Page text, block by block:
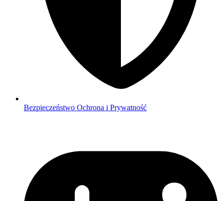
Bezpieczeństwo Ochrona i Prywatność